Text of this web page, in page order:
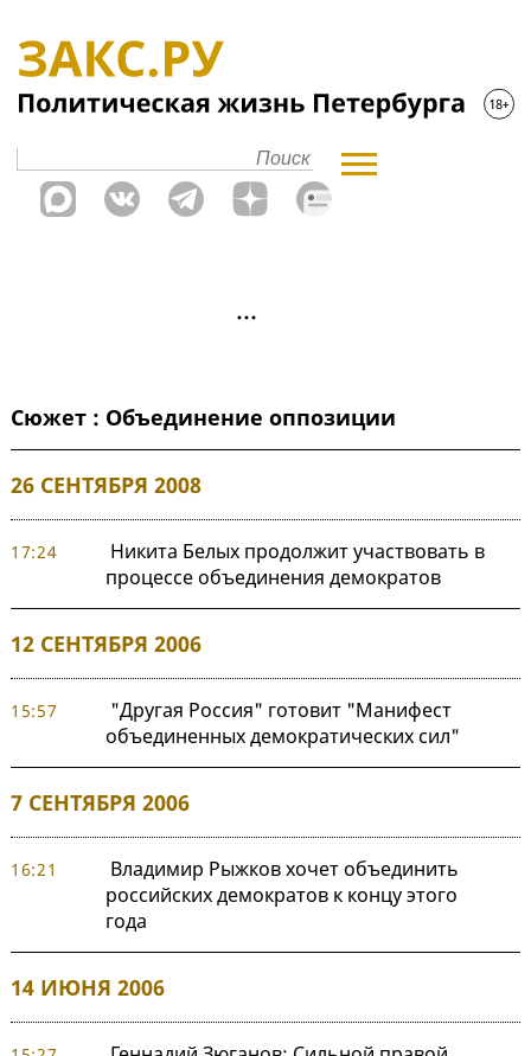
Сюжет : Объединение оппозиции
26 СЕНТЯБРЯ 2008
17:24
Никита Белых продолжит участвовать в
процессе объединения демократов
12 СЕНТЯБРЯ 2006
15:57
"Другая Россия" готовит "Манифест
объединенных демократических сил"
7 СЕНТЯБРЯ 2006
16:21
Владимир Рыжков хочет объединить
российских демократов к концу этого
года
14 ИЮНЯ 2006